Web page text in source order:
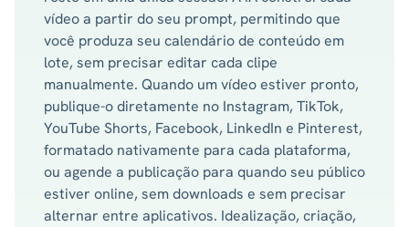
vídeo a partir do seu prompt, permitindo que
você produza seu calendário de conteúdo em
lote, sem precisar editar cada clipe
manualmente. Quando um vídeo estiver pronto,
publique-o diretamente no Instagram, TikTok,
YouTube Shorts, Facebook, LinkedIn e Pinterest,
formatado nativamente para cada plataforma,
ou agende a publicação para quando seu público
estiver online, sem downloads e sem precisar
alternar entre aplicativos. Idealização, criação,